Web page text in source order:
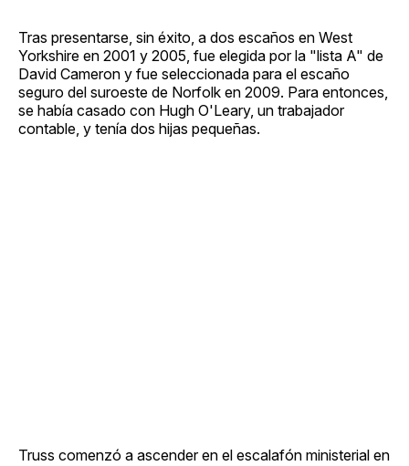
Tras presentarse, sin éxito, a dos escaños en West
Yorkshire en 2001 y 2005, fue elegida por la "lista A" de
David Cameron y fue seleccionada para el escaño
seguro del suroeste de Norfolk en 2009. Para entonces,
se había casado con Hugh O'Leary, un trabajador
contable, y tenía dos hijas pequeñas.
Truss comenzó a ascender en el escalafón ministerial en